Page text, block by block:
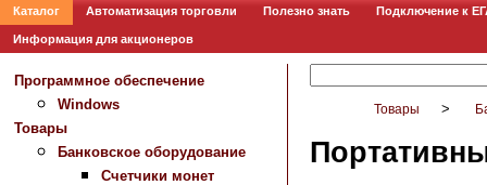
Каталог Автоматизация торговли Полезно знать Подключение к
Информация для акционеров
Программное обеспечение
Windows
Товары
Банковское оборудование
Счетчики монет
Товары >